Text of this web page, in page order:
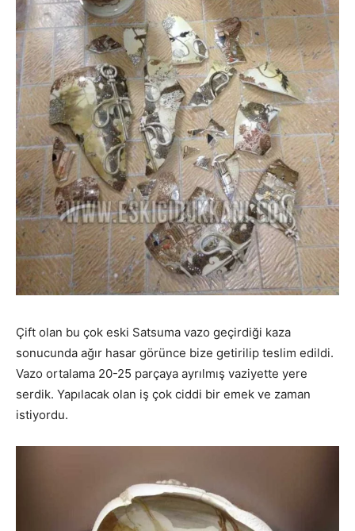
Çift olan bu çok eski Satsuma vazo geçirdiği kaza
sonucunda ağır hasar görünce bize getirilip teslim edildi.
Vazo ortalama 20-25 parçaya ayrılmış vaziyette yere
serdik. Yapılacak olan iş çok ciddi bir emek ve zaman
istiyordu.